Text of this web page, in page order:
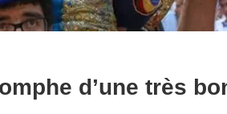
d’une très